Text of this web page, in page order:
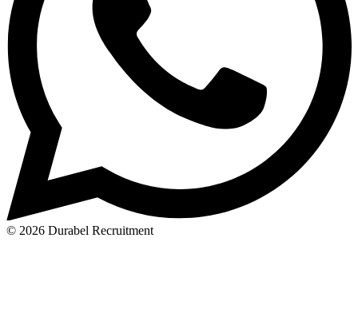
© 2026 Durabel Recruitment